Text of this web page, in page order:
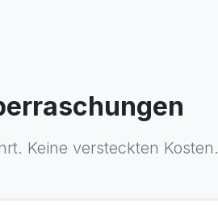
Keine versteckten Kosten.